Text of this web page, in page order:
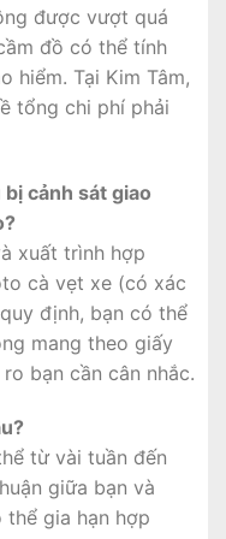
được vượt quá
đồ có thể tính
hiểm. Tại Kim Tâm,
tổng chi phí phải
cảnh sát giao
xuất trình hợp
cà vẹt xe (có xác
định, bạn có thể
mang theo giấy
bạn cần cân nhắc.
từ vài tuần đến
giữa bạn và
thể gia hạn hợp